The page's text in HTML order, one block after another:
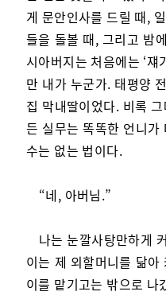
게 문안인사를 드릴 때,
들을 돌볼 때, 그리고 밤
시아버지는 처음에는 ‘
만 내가 누군가. 태평양
집 막내딸이었다. 비록
든 실무는 똑똑한 언니
수는 없는 법이다.
“네, 아버님.”
나는 눈깔사탕만하게
이는 제 외할머니를 닮
이를 맡기고는 밖으로 나